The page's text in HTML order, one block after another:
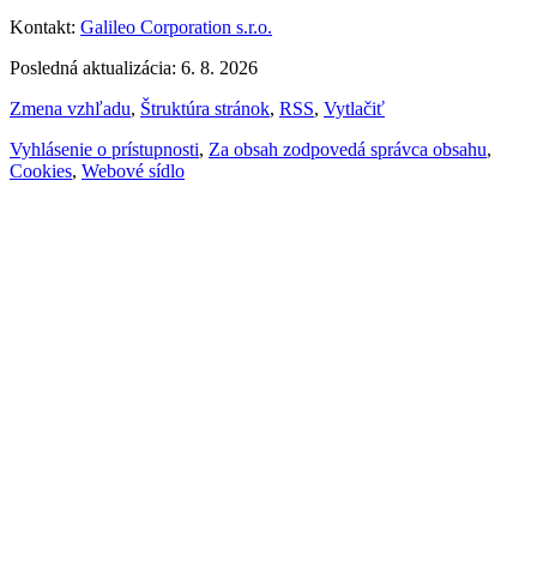
Kontakt: Galileo Corporation s.r.o.
Posledná aktualizácia: 6. 8. 2026
Zmena vzhľadu, Štruktúra stránok, RSS, Vytlačiť
Vyhlásenie o prístupnosti, Za obsah zodpovedá správca obsahu,
Cookies, Webové sídlo